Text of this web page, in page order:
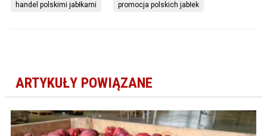
handel polskimi jabłkami promocja polskich jabłek
ARTYKUŁY POWIĄZANE